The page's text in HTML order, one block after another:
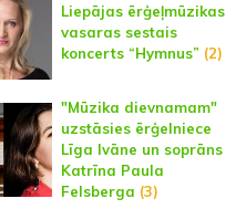
Liepājas ērģeļmūzikas
vasaras sestais
koncerts “Hymnus” (2)
"Mūzika dievnamam"
uzstāsies ērģelniece
Līga Ivāne un soprāns
Katrīna Paula
Felsberga (3)